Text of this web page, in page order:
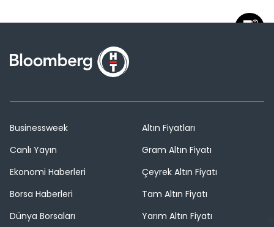
Businessweek
Canlı Yayın
Ekonomi Haberleri
Borsa Haberleri
Dünya Borsaları
Altın Fiyatları
Gram Altın Fiyatı
Çeyrek Altın Fiyatı
Tam Altın Fiyatı
Yarım Altın Fiyatı